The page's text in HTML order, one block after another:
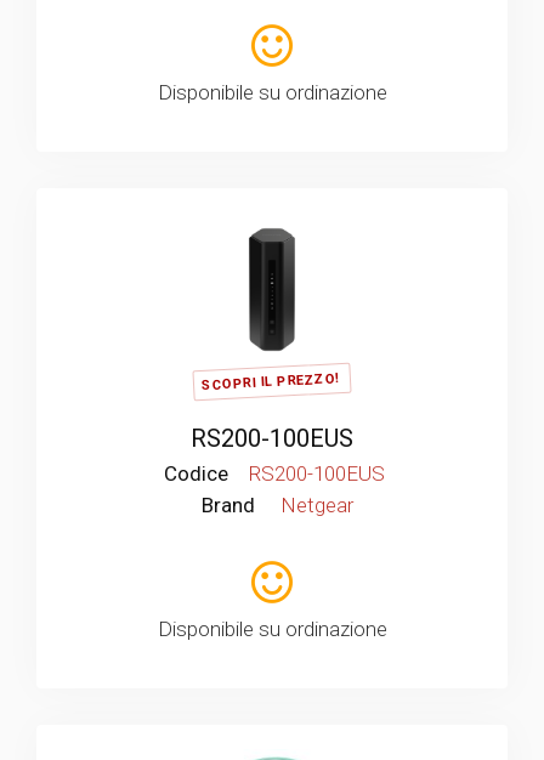
Disponibile su ordinazione
SCOPRI IL PREZZO!
RS200-100EUS
Codice
RS200-100EUS
Brand
Netgear
Disponibile su ordinazione